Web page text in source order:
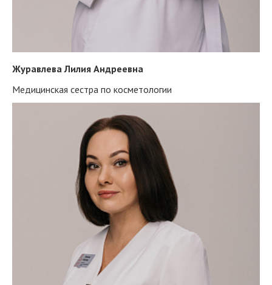
Журавлева Лилия Андреевна
Медицинская сестра по косметологии